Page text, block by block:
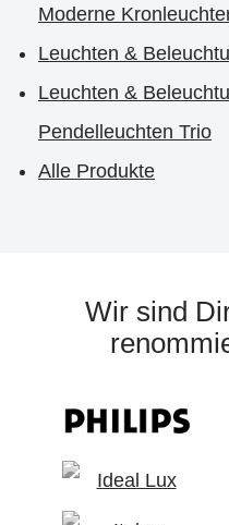
Moderne
Leuchten &
Leuchten &
Pendelleuchten Trio
Alle Produkte
Wir sind